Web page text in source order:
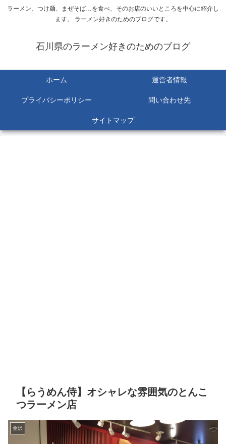
ラーメン、つけ麺、まぜそば…を食べ、そのお店のいいところを中心に紹介し
ます。 ラーメン好きのためのブログです。
石川県のラーメン好きのためのブログ
ホーム 運営者情報
プライバシーポリシー 問い合わせ先
サイトマップ
【らうめん侍】オシャレな雰囲気のとんこ
つラーメン店
金沢